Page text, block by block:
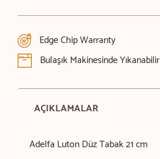
Edge Chip Warranty
Bulaşık Makinesinde Yıkanabilir
AÇIKLAMALAR
Adelfa Luton Düz Tabak 21 cm